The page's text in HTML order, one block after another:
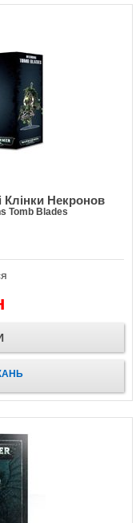
Клінки Некронов
Tomb Blades